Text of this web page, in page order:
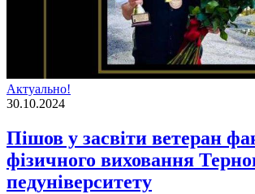
Актуально!
30.10.2024
Пішов у засвіти ветеран
фізичного виховання
педуніверситету